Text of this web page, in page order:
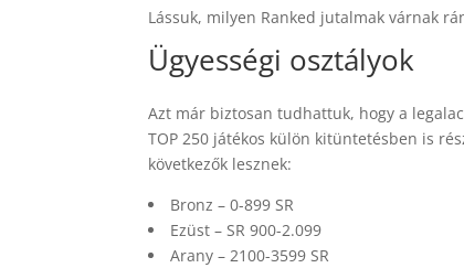
Lássuk, milyen Ranked jutalmak várnak
Ügyességi osztályok
Azt már biztosan tudhattuk, hogy a
TOP 250 játékos külön kitüntetésben is
következők lesznek:
Bronz – 0-899 SR
Ezüst – SR 900-2.099
Arany – 2100-3599 SR